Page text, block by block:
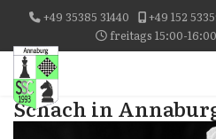
+49 35385 31440 +49 152
freitags 15:00-
Schach in